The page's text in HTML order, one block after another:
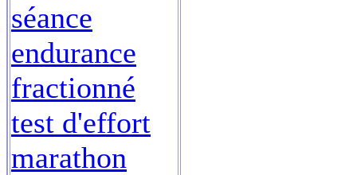
séance
endurance
fractionné
test d'effort
marathon